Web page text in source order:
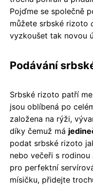
Pojďme se společně
můžete srbské rizoto
vyzkoušet tak novou
Podávání
Srbské rizoto patří
jsou oblíbená po
založena na rýži,
díky čemuž má
podat srbské rizoto
nebo večeři s
pro perfektní
mísičku, přidejte